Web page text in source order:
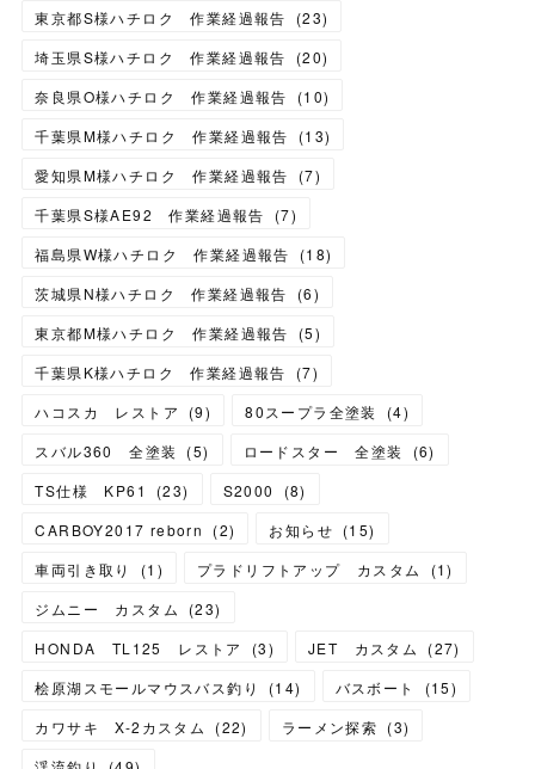
東京都S様ハチロク 作業経過報告
(23)
埼玉県S様ハチロク 作業経過報告
(20)
奈良県O様ハチロク 作業経過報告
(10)
千葉県M様ハチロク 作業経過報告
(13)
愛知県M様ハチロク 作業経過報告
(7)
千葉県S様AE92 作業経過報告
(7)
福島県W様ハチロク 作業経過報告
(18)
茨城県N様ハチロク 作業経過報告
(6)
東京都M様ハチロク 作業経過報告
(5)
千葉県K様ハチロク 作業経過報告
(7)
ハコスカ レストア
(9) 80スープラ全塗装 (4)
スバル360 全塗装
(5) ロードスター 全塗装 (6)
TS仕様 KP61
(23) S2000 (8)
CARBOY2017 reborn
(2) お知らせ (15)
車両引き取り
(1 ) プラドリフトアップ カスタム (1)
ジムニー カスタム
(23)
HONDA TL125 レストア
(3) JET カスタム (27)
桧原湖スモールマウスバス釣り
(14) バスボート (15)
カワサキ X-2カスタム
(22) ラーメン探索 (3)